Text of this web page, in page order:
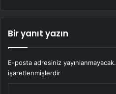
Bir yanıt yazın
E-posta adresiniz yayınlanmayacak.
işaretlenmişlerdir